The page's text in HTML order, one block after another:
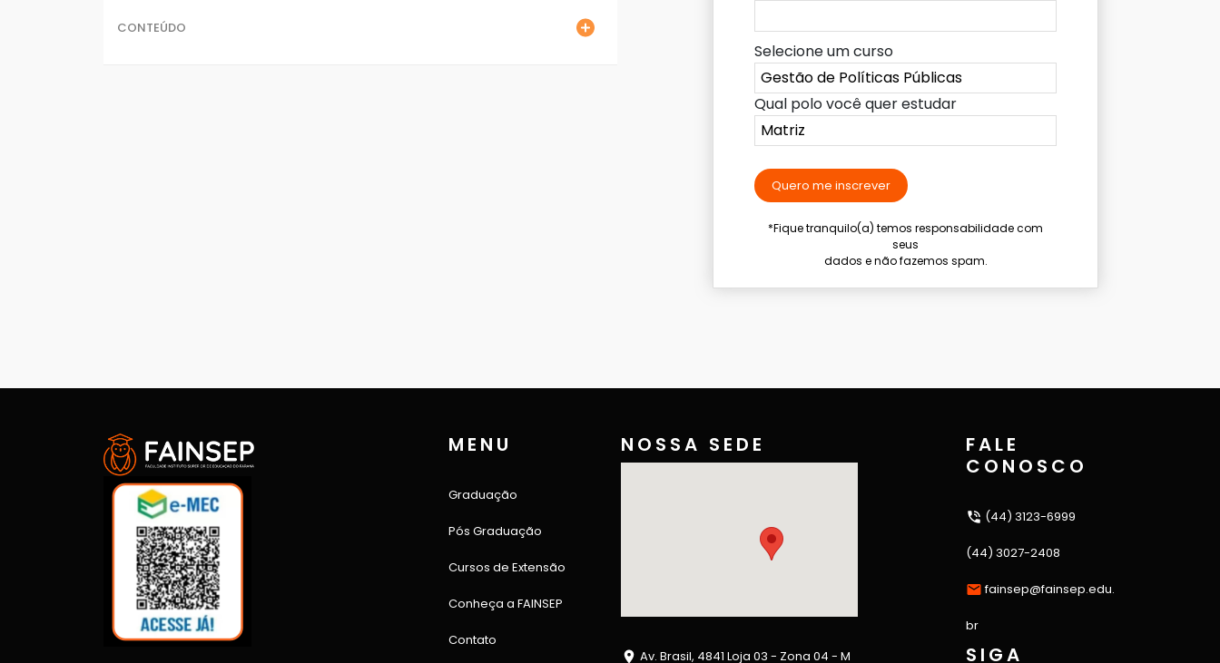
CONTEÚDO
Selecione um curso
Qual polo você quer estudar
Quero me inscrever
*Fique tranquilo(a) temos responsabilidade com
seus
dados e não fazemos spam.
MENU
Graduação
Pós Graduação
Cursos de Extensão
Conheça a FAINSEP
Contato
NOSSA SEDE
Av. Brasil, 4841 Loja 03 - Zona 04 - M
FALE
CONOSCO
(44) 3123-6999
(44) 3027-2408
fainsep@fainsep.edu.
br
SIGA